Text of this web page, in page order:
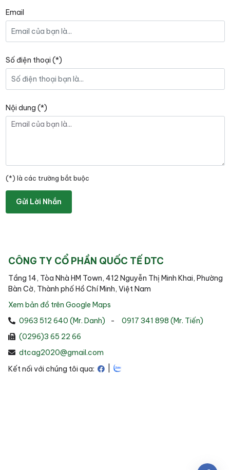
Email
Số điện thoại (*)
Nội dung (*)
(*) là các trường bắt buộc
Gửi Lời Nhắn
CÔNG TY CỔ PHẦN QUỐC TẾ DTC
Tầng 14, Tòa Nhà HM Town, 412 Nguyễn Thị Minh Khai, Phường
Bàn Cờ, Thành phố Hồ Chí Minh, Việt Nam
Xem bản đồ trên Google Maps
0963 512 640 (Mr. Danh)
-
0917 341 898 (Mr. Tiến)
(0296)3 65 22 66
dtcag2020@gmail.com
Kết nối với chúng tôi qua: